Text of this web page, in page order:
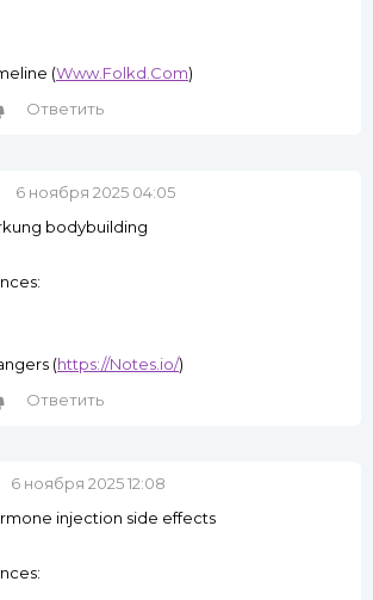
(Www.Folkd.Com)
Ответить
6 ноября 2025 04:05
bodybuilding
(https://Notes.io/)
Ответить
6 ноября 2025 12:08
injection side effects